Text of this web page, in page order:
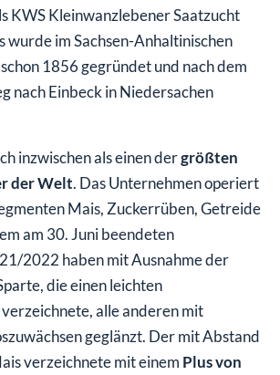
KWS Kleinwanzlebener Saatzucht
wurde im Sachsen-Anhaltinischen
1856 gegründet und nach dem
nach Einbeck in Niedersachen
inzwischen als einen dergrößten
der Welt. Das Unternehmen operiert
Mais, Zuckerrüben, Getreide
am 30. Juni beendeten
2022 haben mit Ausnahme der
die einen leichten
alle anderen mit
geglänzt. Der mit Abstand
verzeichnete mit einem Plus von